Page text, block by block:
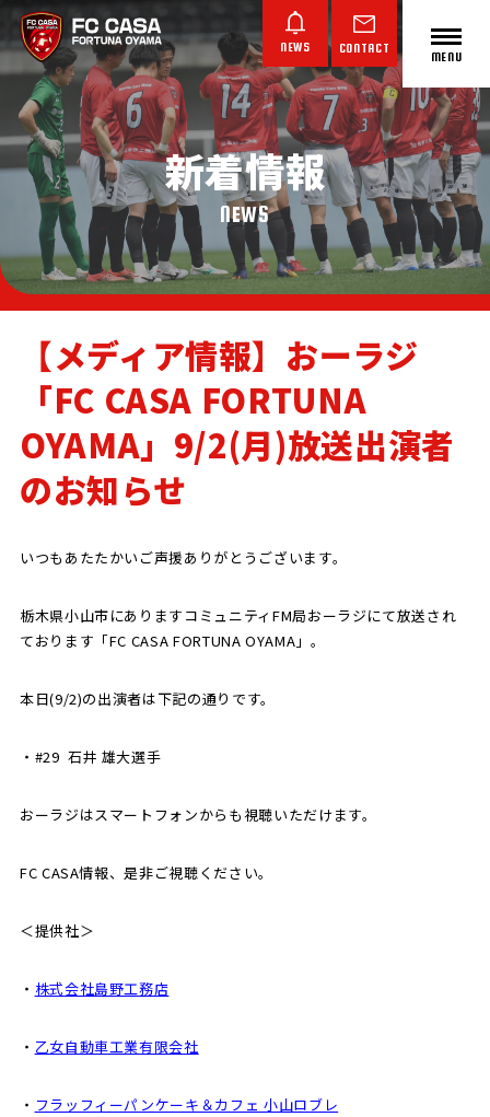
NEWS CONTACT
ABOUT FC CASA
クラブ概要
TOP TEAM
トップチーム
JUNIOR YOUTH
ジュニアユース
JUNIOR
ジュニア
SCHOOL
スクール
CP SOCCER
CPサッカー
SPORTS
CASA
パートナー
NEWS CONTACT
MENU
新着情報
NEWS
【メディア情報】おーラジ
「FC CASA FORTUNA
OYAMA」9/2(月)放送出演者
のお知らせ
いつもあたたかいご声援ありがとうございます。
栃木県小山市にありますコミュニティFM局おーラジにて放送され
ております「FC CASA FORTUNA OYAMA」。
本日(9/2)の出演者は下記の通りです。
・#29 石井 雄大選手
おーラジはスマートフォンからも視聴いただけます。
FC CASA情報、是非ご視聴ください。
＜提供社＞
・ 株式会社島野工務店
・ 乙女自動車工業有限会社
・ フラッフィーパンケーキ＆カフェ 小山ロブレ